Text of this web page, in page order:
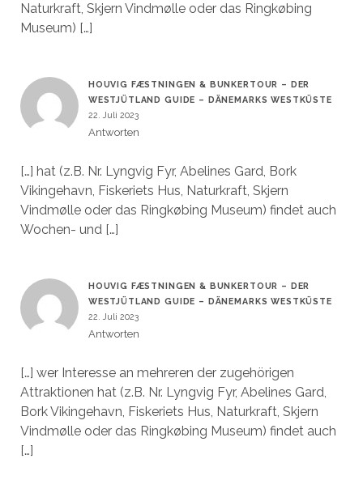
Naturkraft, Skjern Vindmølle oder das Ringkøbing
Museum) […]
HOUVIG FÆSTNINGEN & BUNKERTOUR – DER
WESTJÜTLAND GUIDE – DÄNEMARKS WESTKÜSTE
22. Juli 2023
Antworten
[…] hat (z.B. Nr. Lyngvig Fyr, Abelines Gard, Bork
Vikingehavn, Fiskeriets Hus, Naturkraft, Skjern
Vindmølle oder das Ringkøbing Museum) findet auch
Wochen- und […]
HOUVIG FÆSTNINGEN & BUNKERTOUR – DER
WESTJÜTLAND GUIDE – DÄNEMARKS WESTKÜSTE
22. Juli 2023
Antworten
[…] wer Interesse an mehreren der zugehörigen
Attraktionen hat (z.B. Nr. Lyngvig Fyr, Abelines Gard,
Bork Vikingehavn, Fiskeriets Hus, Naturkraft, Skjern
Vindmølle oder das Ringkøbing Museum) findet auch
[…]